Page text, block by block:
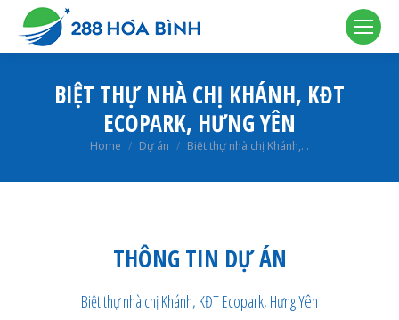
BIỆT THỰ NHÀ CHỊ KHÁNH, KĐT
ECOPARK, HƯNG YÊN
You are here:
Home Dự án Biệt thự nhà chị Khánh,…
THÔNG TIN DỰ ÁN
Biệt thự nhà chị Khánh, KĐT Ecopark, Hưng Yên